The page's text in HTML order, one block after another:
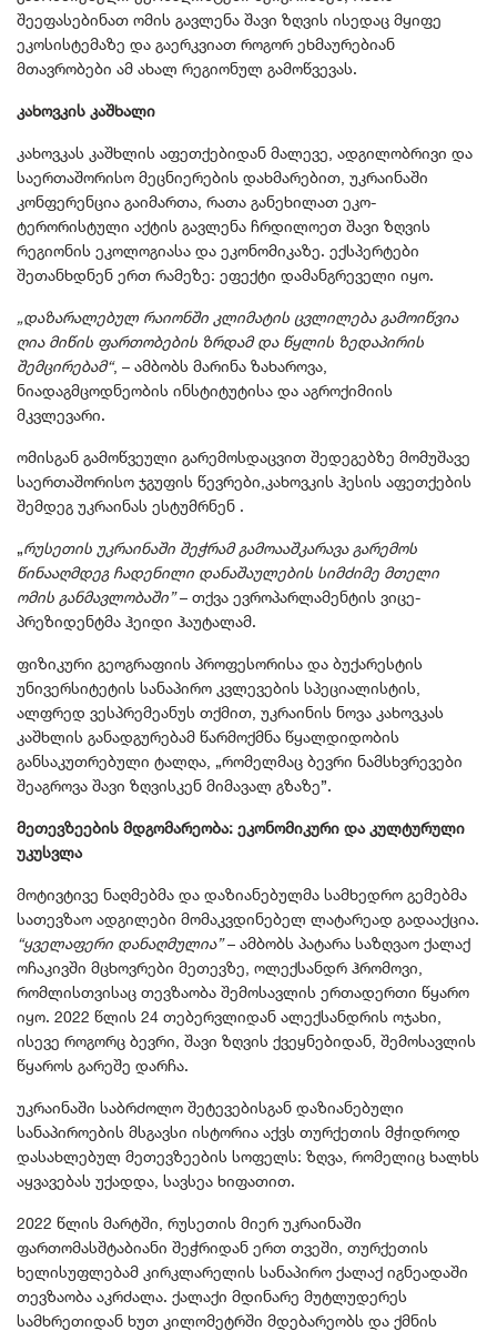
შეეფასებინათ ომის გავლენა შავი ზღვის ისედაც მყიფე
ეკოსისტემაზე და გაერკვიათ როგორ ეხმაურებიან
მთავრობები ამ ახალ რეგიონულ გამოწვევას.
კახოვკის კაშხალი
კახოვკას კაშხლის აფეთქებიდან მალევე, ადგილობრივი და
საერთაშორისო მეცნიერების დახმარებით, უკრაინაში
კონფერენცია გაიმართა, რათა განეხილათ ეკო-
ტერორისტული აქტის გავლენა ჩრდილოეთ შავი ზღვის
რეგიონის ეკოლოგიასა და ეკონომიკაზე. ექსპერტები
შეთანხდნენ ერთ რამეზე: ეფექტი დამანგრეველი იყო.
„დაზარალებულ რაიონში კლიმატის ცვლილება გამოიწვია
ღია მიწის ფართობების ზრდამ და წყლის ზედაპირის
შემცირებამ“, – ამბობს მარინა ზახაროვა,
ნიადაგმცოდნეობის ინსტიტუტისა და აგროქიმიის
მკვლევარი.
ომისგან გამოწვეული გარემოსდაცვით შედეგებზე მომუშავე
საერთაშორისო ჯგუფის წევრები,კახოვკის ჰესის აფეთქების
შემდეგ უკრაინას ესტუმრნენ .
„რუსეთის უკრაინაში შეჭრამ გამოააშკარავა გარემოს
წინააღმდეგ ჩადენილი დანაშაულების სიმძიმე მთელი
ომის განმავლობაში”– თქვა ევროპარლამენტის ვიცე-
პრეზიდენტმა ჰეიდი ჰაუტალამ.
ფიზიკური გეოგრაფიის პროფესორისა და ბუქარესტის
უნივერსიტეტის სანაპირო კვლევების სპეციალისტის,
ალფრედ ვესპრემეანუს თქმით, უკრაინის ნოვა კახოვკას
კაშხლის განადგურებამ წარმოქმნა წყალდიდობის
განსაკუთრებული ტალღა, „რომელმაც ბევრი ნამსხვრევები
შეაგროვა შავი ზღვისკენ მიმავალ გზაზე”.
მეთევზეების მდგომარეობა: ეკონომიკური და კულტურული
უკუსვლა
მოტივტივე ნაღმებმა და დაზიანებულმა სამხედრო გემებმა
სათევზაო ადგილები მომაკვდინებელ ლატარეად გადააქცია.
“ყველაფერი დანაღმულია”– ამბობს პატარა საზღვაო ქალაქ
ოჩაკივში მცხოვრები მეთევზე, ოლექსანდრ ჰრომოვი,
რომლისთვისაც თევზაობა შემოსავლის ერთადერთი წყარო
იყო. 2022 წლის 24 თებერვლიდან ალექსანდრის ოჯახი,
ისევე როგორც ბევრი, შავი ზღვის ქვეყნებიდან, შემოსავლის
წყაროს გარეშე დარჩა.
უკრაინაში საბრძოლო შეტევებისგან დაზიანებული
სანაპიროების მსგავსი ისტორია აქვს თურქეთის მჭიდროდ
დასახლებულ მეთევზეების სოფელს: ზღვა, რომელიც ხალხს
აყვავებას უქადდა, სავსეა ხიფათით.
2022 წლის მარტში, რუსეთის მიერ უკრაინაში
ფართომასშტაბიანი შეჭრიდან ერთ თვეში, თურქეთის
ხელისუფლებამ კირკლარელის სანაპირო ქალაქ იგნეადაში
თევზაობა აკრძალა. ქალაქი მდინარე მუტლუდერეს
სამხრეთიდან ხუთ კილომეტრში მდებარეობს და ქმნის